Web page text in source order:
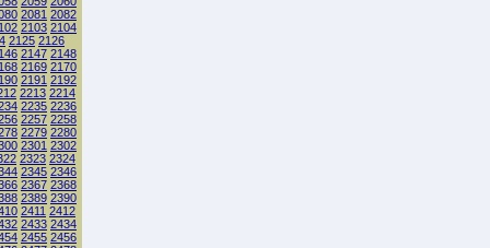
2081 2082
2103 2104
2125 2126
2147 2148
2169 2170
2191 2192
2213 2214
2235 2236
2257 2258
2279 2280
2301 2302
2323 2324
2345 2346
2367 2368
2389 2390
2411 2412
2433 2434
2455 2456